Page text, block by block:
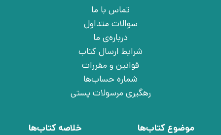
تماس با ما
سوالات متداول
درباره‌ی ما
شرایط ارسال کتاب
قوانین و مقررات
شماره حساب‌ها
رهگیری مرسولات پستی
موضوع کتاب‌ها
خلاصه کتاب‌ها